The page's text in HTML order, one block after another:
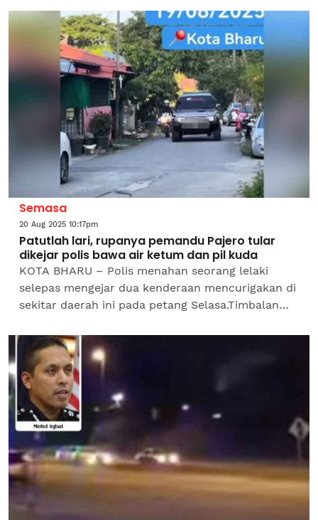
hingga kini.Ketua...
Semasa
20 Aug 2025 10:17pm
Patutlah lari, rupanya pemandu Pajero tular
dikejar polis bawa air ketum dan pil kuda
KOTA BHARU – Polis menahan seorang lelaki
selepas mengejar dua kenderaan mencurigakan di
sekitar daerah ini pada petang Selasa.Timbalan
Wan Ruzailan Wan...